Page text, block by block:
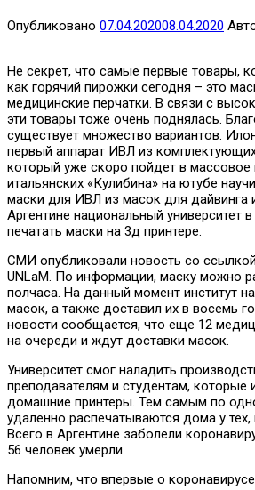
Опубликовано 07.04.202008.04.2020
Не секрет, что самые первые товары,
как горячий пирожки сегодня – это
медицинские перчатки. В связи с
эти товары тоже очень поднялась.
существует множество вариантов.
первый аппарат ИВЛ из
который уже скоро пойдет в массовое
итальянских «Кулибина» на ютубе
маски для ИВЛ из масок для дайвинга
Аргентине национальный университет
печатать маски на 3д принтере.
СМИ опубликовали новость со ссылкой
UNLaM. По информации, маску можно
полчаса. На данный момент институт
масок, а также доставил их в восемь
новости сообщается, что еще 12
на очереди и ждут доставки масок.
Университет смог наладить
преподавателям и студентам, которые
домашние принтеры. Тем самым по
удаленно распечатываются дома у
Всего в Аргентине заболели
56 человек умерли.
Напомним, что впервые о